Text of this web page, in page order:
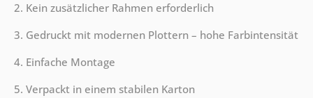
2. Kein zusätzlicher Rahmen erforderlich
3. Gedruckt mit modernen Plottern – hohe Farbintensität
4. Einfache Montage
5. Verpackt in einem stabilen Karton